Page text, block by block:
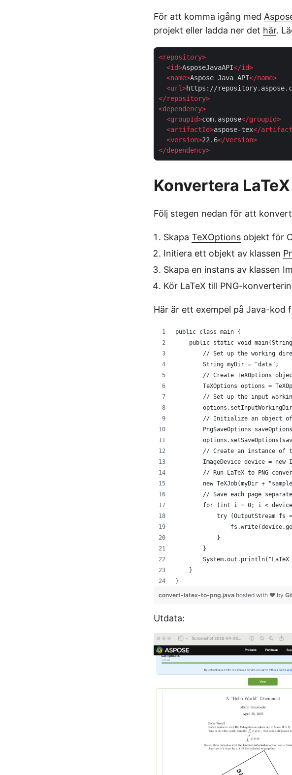
För att komma igång med
projekt eller ladda ner det här.
<repository>
<id>AsposeJavaAPI</id>
<name>Aspose Java API</name>
<url>https://
</repository>
<dependency>
<groupId>com.aspose</groupId>
<artifactId>aspose-tex</
<version>22.6</version>
</dependency>
Konvertera
Följ stegen nedan för att
Skapa TeXOptions objekt för
Initiera ett objekt av klassen
Skapa en instans av klassen
Kör LaTeX till PNG-
Här är ett exempel på Java-kod
public class main {
public static void
// Set up the working
        String myDir = "data";
// Create TeXOptions
TeXOptions options =
// Set up the input
// Initialize an object
PngSaveOptions
// Create an instance of
ImageDevice device = new
// Run LaTeX to PNG
new TeXJob(myDir +
// Save each page
for (int i = 0; i <
try (OutputStream fs
            }
        }
    }
}
convert-latex-to-png.java hosted with ❤ by
Utdata: